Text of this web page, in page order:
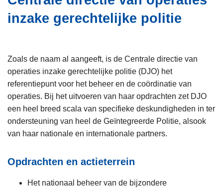
i
e
inzake gerechtelijke politie
Zoals de naam al aangeeft, is de Centrale directie van
operaties inzake gerechtelijke politie (DJO) het
referentiepunt voor het beheer en de coördinatie van
operaties. Bij het uitvoeren van haar opdrachten zet DJO
een heel breed scala van specifieke deskundigheden in ter
ondersteuning van heel de Geïntegreerde Politie, alsook
van haar nationale en internationale partners.
Opdrachten en actieterrein
Het nationaal beheer van de bijzondere